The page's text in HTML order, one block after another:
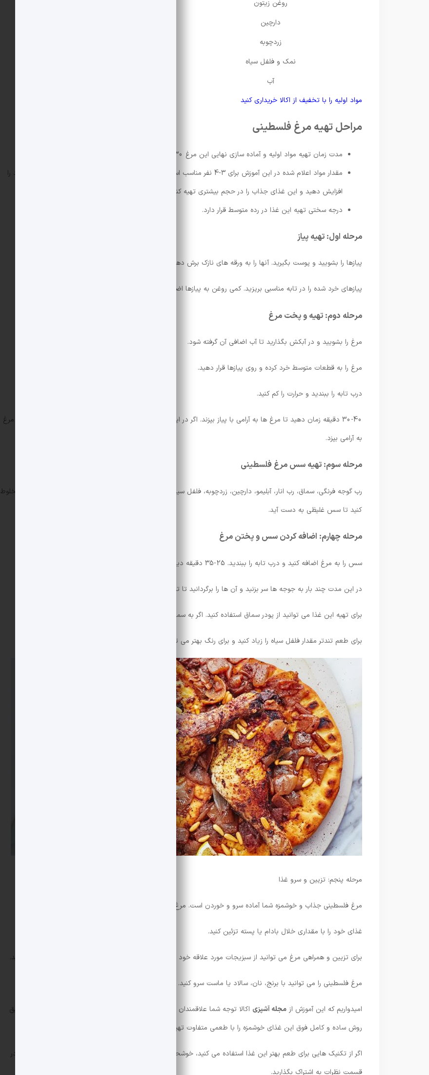
روغن زیتون
دارچین
زردچوبه
نمک و فلفل سیاه
آب
مواد اولیه را با تخفیف از اکالا خریداری کنید
مراحل تهیه مرغ فلسطینی
مدت زمان تهیه مواد اولیه و آماده سازی نهایی این مرغ 30-40 دقیقه می باشد.
مقدار مواد اعلام شده در این آموزش برای 3-4 نفر مناسب است و به راحتی می توانید با جمع و ضرب ساده مقدار مواد را
افزایش دهید و این غذای جذاب را در حجم بیشتری تهیه کنید.
درجه سختی تهیه این غذا در رده متوسط ​​قرار دارد.
مرحله اول: تهیه پیاز
پیازها را بشویید و پوست بگیرید. آنها را به ورقه های نازک برش دهید.
پیازهای خرد شده را در تابه مناسبی بریزید. کمی روغن به پیازها اضافه کنید و به مرحله بعد بروید.
مرحله دوم: تهیه و پخت مرغ
مرغ را بشویید و در آبکش بگذارید تا آب اضافی آن گرفته شود.
مرغ را به قطعات متوسط ​​خرد کرده و روی پیازها قرار دهید.
درب تابه را ببندید و حرارت را کم کنید.
30-40 دقیقه زمان دهید تا مرغ ها به آرامی با پیاز بپزند. اگر در این مدت آب مرغ تمام شد، کمی آب به تابه اضافه کنید تا مرغ
به آرامی بپزد.
مرحله سوم: تهیه سس مرغ فلسطینی
رب گوجه فرنگی، سماق، رب انار، آبلیمو، دارچین، زردچوبه، فلفل سیاه و نمک را در ظرف کوچکی بریزید و همه مواد را خوب مخلوط
کنید تا سس غلیظی به دست آید.
مرحله چهارم: اضافه کردن سس و پختن مرغ
سس را به مرغ اضافه کنید و درب تابه را ببندید. 25-35 دقیقه دیگر اجازه دهید تا مرغ با سس بپزد و خوش طعم شود.
در این مدت چند بار به جوجه ها سر بزنید و آن ها را برگردانید تا تمام قسمت های گوشت مرغ با سس طعم دار شود.
برای تهیه این غذا می توانید از پودر سماق استفاده کنید. اگر به سماق دسترسی ندارید می توانید از پودر انار استفاده کنید.
برای طعم تندتر مقدار فلفل سیاه را زیاد کنید و برای رنگ بهتر می توانید کمی زعفران به سس اضافه کنید.
مرحله پنجم: تزیین و سرو غذا
مرغ فلسطینی جذاب و خوشمزه شما آماده سرو و خوردن است. مرغ را در ظرف سرو بریزید و سس را روی آن بریزید.
غذای خود را با مقداری خلال بادام یا پسته تزئین کنید.
برای تزیین و همراهی مرغ می توانید از سبزیجات مورد علاقه خود مانند فلفل دلمه ای، گوجه فرنگی یا بادمجان استفاده کنید.
مرغ فلسطینی را می توانید با برنج، نان، سالاد یا ماست سرو کنید.
امیدواریم که این آموزش از مجله آشپزی اکالا توجه شما علاقمندان به دنیای آشپزی را به خود جلب کرده است و می توانید طبق
روش ساده و کامل فوق این غذای خوشمزه را با طعمی متفاوت تهیه کرده و در کنار عزیزانتان میل کنید.
اگر از تکنیک هایی برای طعم بهتر این غذا استفاده می کنید، خوشحال می شویم آن نکات را با ما و سایر دوستان علاقه مند در
قسمت نظرات به اشتراک بگذارید.